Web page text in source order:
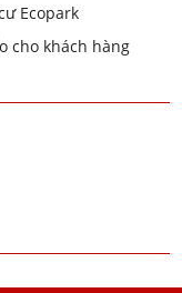
Ecopark
cho khách hàng